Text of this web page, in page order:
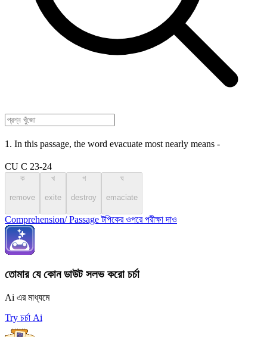
1. In this passage, the word evacuate most nearly means -
CU C 23-24
ক
remove
খ
exite
গ
destroy
ঘ
emaciate
Comprehension/ Passage টপিকের ওপরে পরীক্ষা দাও
তোমার যে কোন ডাউট সলভ করো চর্চা
Ai এর মাধ্যমে
Try চর্চা Ai